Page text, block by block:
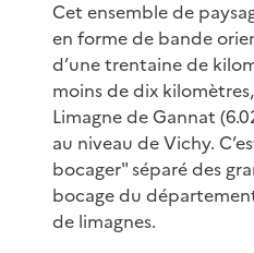
Cet ensemble de
en forme de bande
d’une trentaine de
moins de dix
Limagne de Gannat
au niveau de Vichy.
bocager" séparé des
bocage du
de limagnes.